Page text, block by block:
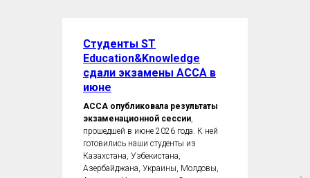
Студенты ST
Education&Knowledge
сдали экзамены ACCA в
июне
ACCA опубликовала результаты
экзаменационной сессии,
прошедшей в июне 2026 года. К ней
готовились наши студенты из
Казахстана, Узбекистана,
Азербайджана, Украины, Молдовы,